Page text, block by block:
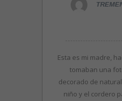
Esta es mi madre,
tomaban una
decorado de
niño y el cordero